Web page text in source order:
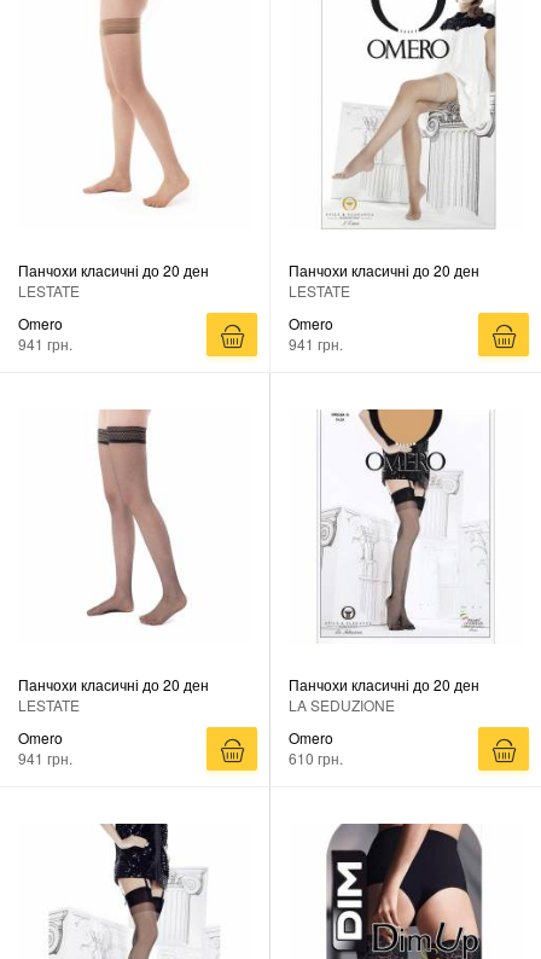
Панчохи класичні до 20 ден
LESTATE
Omero
941 грн.
Панчохи класичні до 20 ден
LESTATE
Omero
941 грн.
Панчохи класичні до 20 ден
LESTATE
Omero
941 грн.
Панчохи класичні до 20 ден
LA SEDUZIONE
Omero
610 грн.